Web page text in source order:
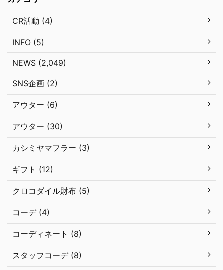
CR活動 (4)
INFO (5)
NEWS (2,049)
SNS企画 (2)
アウター (6)
アウター (30)
カシミヤマフラー (3)
ギフト (12)
クロコダイル財布 (5)
コーデ (4)
コーディネート (8)
スタッフコーデ (8)